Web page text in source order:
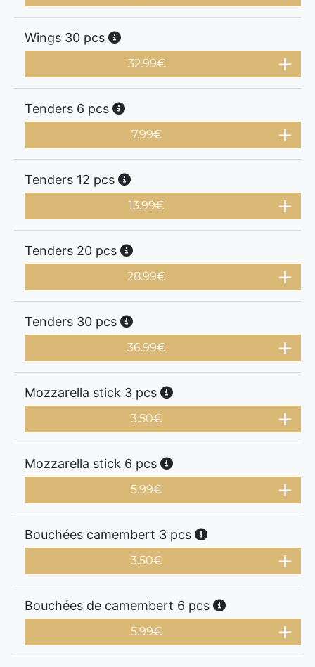
Wings 30 pcs
32.99€
Tenders 6 pcs
7.99€
Tenders 12 pcs
13.99€
Tenders 20 pcs
28.99€
Tenders 30 pcs
36.99€
Mozzarella stick 3 pcs
3.50€
Mozzarella stick 6 pcs
5.99€
Bouchées camembert 3 pcs
3.50€
Bouchées de camembert 6 pcs
5.99€